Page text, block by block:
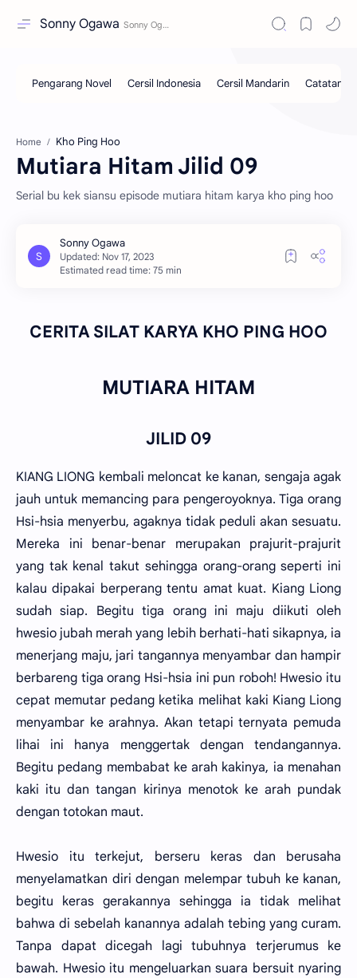
Sonny Ogawa
Home Kho Ping Hoo
Mutiara Hitam Jilid 09
Serial bu kek siansu episode mutiara hitam karya kho ping hoo
Estimated read time: 75 min
CERITA SILAT KARYA KHO PING HOO
MUTIARA HITAM
JILID 09
KIANG LIONG kembali meloncat ke kanan, sengaja agak
jauh untuk memancing para pengeroyoknya. Tiga orang
Hsi-hsia menyerbu, agaknya tidak peduli akan sesuatu.
Mereka ini benar-benar merupakan prajurit-prajurit
yang tak kenal takut sehingga orang-orang seperti ini
kalau dipakai berperang tentu amat kuat. Kiang Liong
sudah siap. Begitu tiga orang ini maju diikuti oleh
hwesio jubah merah yang lebih berhati-hati sikapnya, ia
menerjang maju, jari tangannya menyambar dan hampir
berbareng tiga orang Hsi-hsia ini pun roboh! Hwesio itu
cepat memutar pedang ketika melihat kaki Kiang Liong
menyambar ke arahnya. Akan tetapi ternyata pemuda
lihai ini hanya menggertak dengan tendangannya.
Begitu pedang membabat ke arah kakinya, ia menahan
kaki itu dan tangan kirinya menotok ke arah pundak
dengan totokan maut.
Hwesio itu terkejut, berseru keras dan berusaha
menyelamatkan diri dengan melempar tubuh ke kanan,
begitu keras gerakannya sehingga ia tidak melihat
bahwa di sebelah kanannya adalah tebing yang curam.
Tanpa dapat dicegah lagi tubuhnya terjerumus ke
bawah. Hwesio itu mengeluarkan suara bersuit nyaring